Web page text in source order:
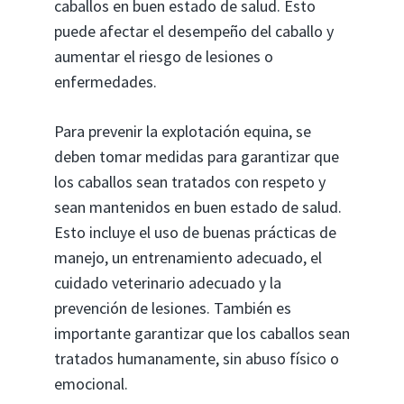
caballos en buen estado de salud. Esto
puede afectar el desempeño del caballo y
aumentar el riesgo de lesiones o
enfermedades.
Para prevenir la explotación equina, se
deben tomar medidas para garantizar que
los caballos sean tratados con respeto y
sean mantenidos en buen estado de salud.
Esto incluye el uso de buenas prácticas de
manejo, un entrenamiento adecuado, el
cuidado veterinario adecuado y la
prevención de lesiones. También es
importante garantizar que los caballos sean
tratados humanamente, sin abuso físico o
emocional.